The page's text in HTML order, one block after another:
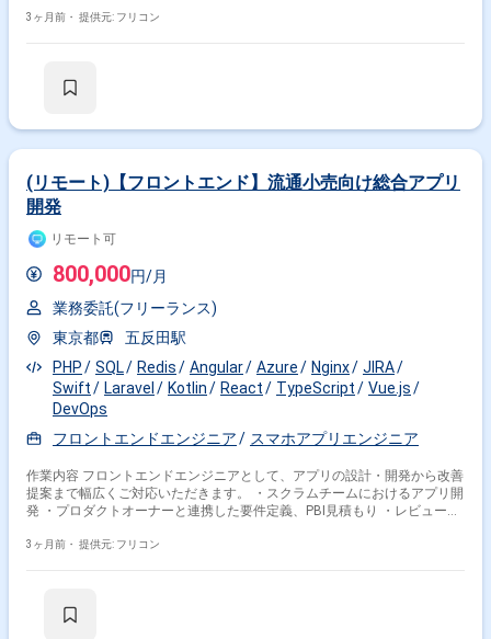
ックな開発対応 ・開発言語：Ruby ・フレームワーク：Ruby on Rails ・イ
他：Docker、Kubernetes、RSpec、Alpine.js、Looker Studio、Claude
3ヶ月前・ 提供元: フリコン
(リモート)【フロントエンド】流通小売向け総合アプリ
開発
リモート可
800,000円/月
業務委託(フリーランス)
東京都
五反田駅
PHP
SQL Redis Angular Azure Nginx
JIRA
Swift
Laravel Kotlin React TypeScript
Vue.js
DevOps
フロントエンドエンジニア
スマホアプリエンジニア
作業内容 フロントエンドエンジニアとして、アプリの設計・開発から改善
提案まで幅広くご対応いただきます。 ・スクラムチームにおけるアプリ開
発 ・プロダクトオーナーと連携した要件定義、PBI見積もり ・レビュー、
産性向上への取り組み ・ハイブリッド：Ionic、Angular／TypeScript、
・モニタリング：NewRelic ・管理ツール：Teams、Slack、Jira、
3ヶ月前・ 提供元: フリコン